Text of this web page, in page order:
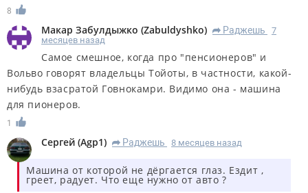
8
Макар Забулдыжко (Zabuldyshko) R Раджешь
7
месяцев назад
Самое смешное, когда про "пенсионеров" и
Вольво говорят владельцы Тойоты, в частности, какой-
нибудь взасратой Говнокамри. Видимо она - машина
для пионеров.
1
Сергей (Agp1) R Раджешь 8 месяцев назад
Машина от которой не дёргается глаз. Ездит ,
греет, радует. Что еще нужно от авто ?